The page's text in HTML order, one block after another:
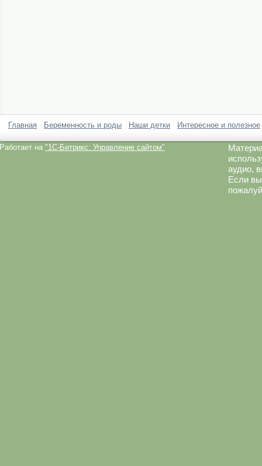
Главная Беременность и роды Наши детки Интересное и полезное
Работает на "1C-Битрикс: Управление сайтом"
аудио,
Если вы